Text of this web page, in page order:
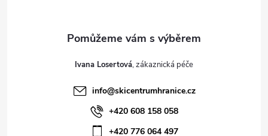
Ivana Losertová
info@skicentrumhranice.cz
+420 608 158 058
+420 776 064 497